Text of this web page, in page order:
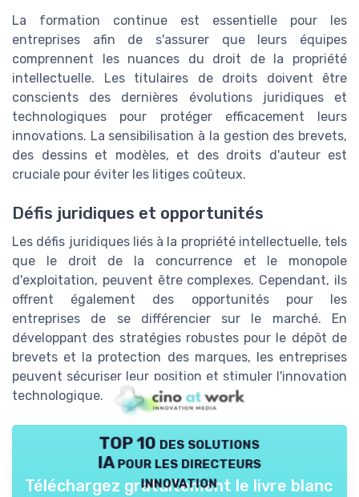
La formation continue est essentielle pour les
entreprises afin de s'assurer que leurs équipes
comprennent les nuances du droit de la propriété
intellectuelle. Les titulaires de droits doivent être
conscients des dernières évolutions juridiques et
technologiques pour protéger efficacement leurs
innovations. La sensibilisation à la gestion des brevets,
des dessins et modèles, et des droits d'auteur est
cruciale pour éviter les litiges coûteux.
Défis juridiques et opportunités
Les défis juridiques liés à la propriété intellectuelle, tels
que le droit de la concurrence et le monopole
d'exploitation, peuvent être complexes. Cependant, ils
offrent également des opportunités pour les
entreprises de se différencier sur le marché. En
développant des stratégies robustes pour le dépôt de
brevets et la protection des marques, les entreprises
peuvent sécuriser leur position et stimuler l'innovation
technologique.
TOP 10 des solutions
IA pour les directeurs
innovation
Téléchargez gratuitement le livre blanc